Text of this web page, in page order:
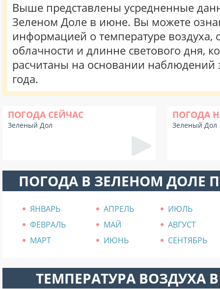
Выше представлены усредненные
Зеленом Доле в июне. Вы можете
информацией о температуре воздуха,
облачности и длинне светового дня,
расчитаны на основании наблюдений
года.
ПОГОДА СЕЙЧАС
Зеленый Дол
ПОГОДА
Зеленый Дол
ПОГОДА В ЗЕЛЕНОМ ДОЛЕ
ЯНВАРЬ АПРЕЛЬ
ИЮЛЬ
ФЕВРАЛЬ
МАЙ
АВГУСТ
МАРТ
ИЮНЬ СЕНТЯБРЬ
ТЕМПЕРАТУРА ВОЗДУХА